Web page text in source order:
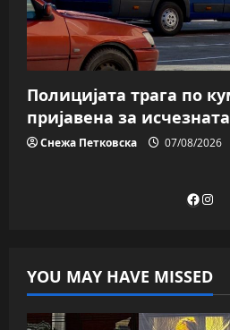
Полицијата трага пo
пријавена за исчезната
Снежа Петковска 07/08/2026
YOU MAY HAVE MISSED